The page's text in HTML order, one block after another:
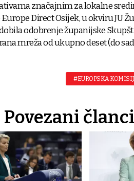
značajnim za lokalne
Direct Osijek, u okviru JU
odobrenje županijske
mreža od ukupno deset (do
#EUROPSKA
Povezani članci